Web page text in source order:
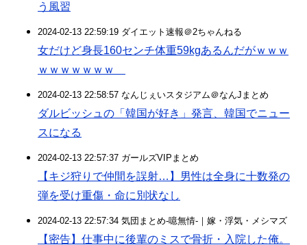
う風習
2024-02-13 22:59:19 ダイエット速報＠2ちゃんねる
女だけど身長160センチ体重59kgあるんだがｗｗｗ
ｗｗｗｗｗｗｗ
2024-02-13 22:58:57 なんじぇいスタジアム＠なんJまとめ
ダルビッシュの「韓国が好き」発言、韓国でニュー
スになる
2024-02-13 22:57:37 ガールズVIPまとめ
【キジ狩りで仲間を誤射…】男性は全身に十数発の
弾を受け重傷・命に別状なし
2024-02-13 22:57:34 気団まとめ-噫無情-｜嫁・浮気・メシマズ
【密告】仕事中に後輩のミスで骨折・入院した俺。